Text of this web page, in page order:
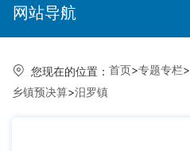
网站导航
您现在的位置： 首页>专题专栏>
乡镇预决算>汨罗镇